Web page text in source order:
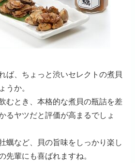
ば、ちょっと渋いセレクトの煮貝
うか。
むとき、本格的な煮貝の瓶詰を差
るヤツだと評価が高まるでしょ
蠣など、貝の旨味をしっかり楽し
先輩にも喜ばれますね。